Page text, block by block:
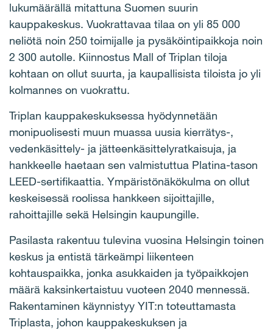
lukumäärällä mitattuna Suomen suurin
kauppakeskus. Vuokrattavaa tilaa on yli 85 000
neliötä noin 250 toimijalle ja pysäköintipaikkoja noin
2 300 autolle. Kiinnostus Mall of Triplan tiloja
kohtaan on ollut suurta, ja kaupallisista tiloista jo yli
kolmannes on vuokrattu.
Triplan kauppakeskuksessa hyödynnetään
monipuolisesti muun muassa uusia kierrätys-,
vedenkäsittely- ja jätteenkäsittelyratkaisuja, ja
hankkeelle haetaan sen valmistuttua Platina-tason
LEED-sertifikaattia. Ympäristönäkökulma on ollut
keskeisessä roolissa hankkeen sijoittajille,
rahoittajille sekä Helsingin kaupungille.
Pasilasta rakentuu tulevina vuosina Helsingin toinen
keskus ja entistä tärkeämpi liikenteen
kohtauspaikka, jonka asukkaiden ja työpaikkojen
määrä kaksinkertaistuu vuoteen 2040 mennessä.
Rakentaminen käynnistyy YIT:n toteuttamasta
Triplasta, johon kauppakeskuksen ja